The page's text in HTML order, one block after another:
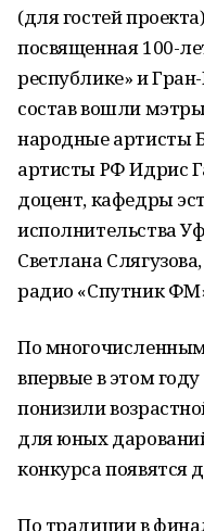
(для гостей
посвященная 100-
республике» и
состав вошли
народные артисты
артисты РФ Идрис
доцент, кафедры
исполнительства
Светлана
радио «Спутник
По
впервые в этом
понизили
для юных
конкурса появятся
По традиции в